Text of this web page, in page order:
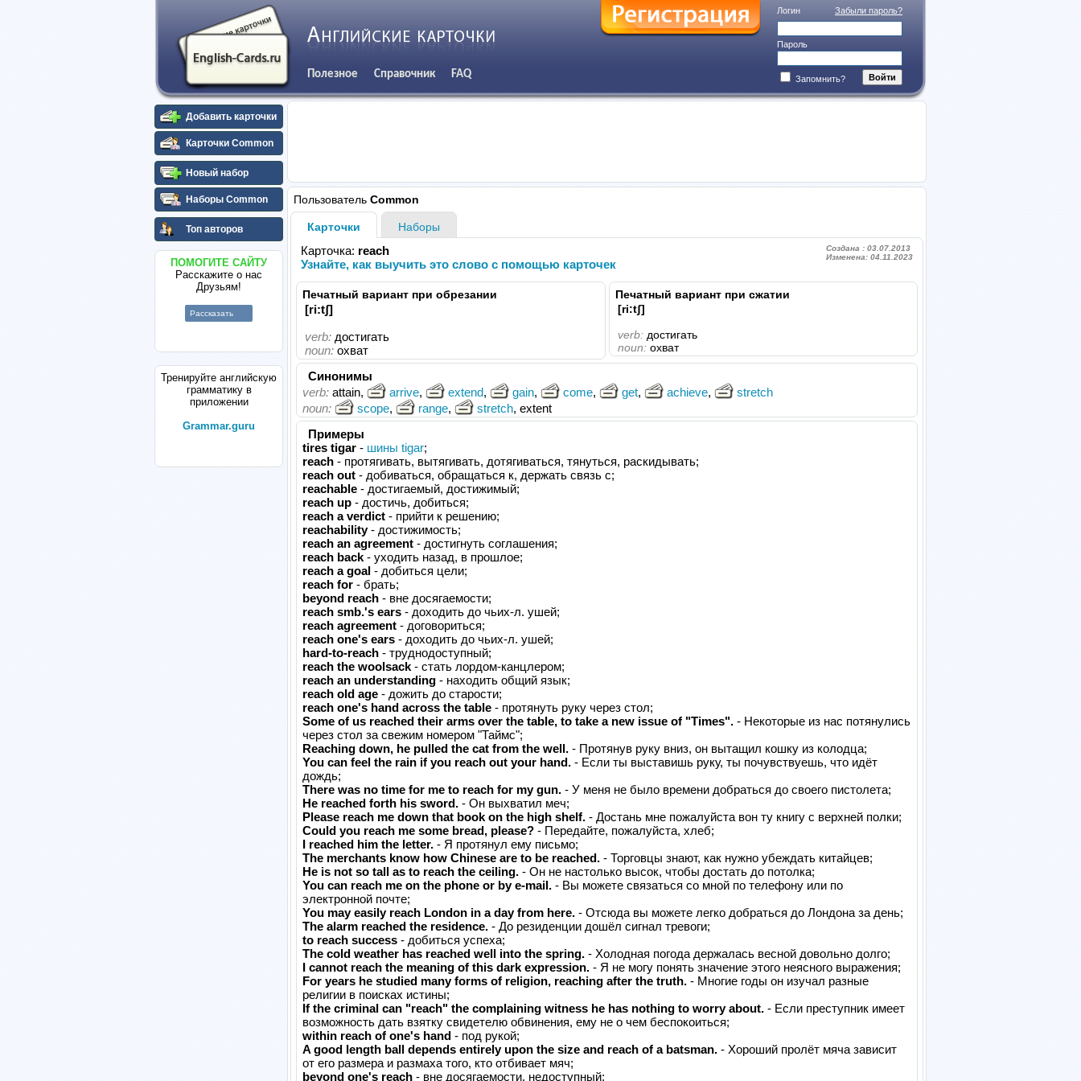
Забыли пароль?
Логин
Пароль
Запомнить?
Полезное Справочник FAQ
Добавить карточки
Карточки Common
Новый набор
Наборы Common
Топ авторов
ПОМОГИТЕ САЙТУ
Расскажите о нас
Друзьям!
Рассказать
Тренируйте английскую
грамматику в
приложении
Grammar.guru
Пользователь Common
Карточки Наборы
Карточка: reach
Создана : 03.07.2013
Изменена: 04.11.2023
Узнайте, как выучить это слово с помощью карточек
Печатный вариант при обрезании
[ri:tʃ]
verb: достигать
noun: охват
Печатный вариант при сжатии
[ri:tʃ]
verb: достигать
noun: охват
Синонимы
verb: attain, arrive, extend, gain, come, get, achieve,
stretch
noun:
scope, range, stretch, extent
Примеры
tires tigar - шины tigar;
reach - протягивать, вытягивать, дотягиваться, тянуться, раскидывать;
reach out - добиваться, обращаться к, держать связь с;
reachable - достигаемый, достижимый;
reach up - достичь, добиться;
reach a verdict - прийти к решению;
reachability- достижимость;
reach an agreement - достигнуть соглашения;
reach back - уходить назад, в прошлое;
reach a goal - добиться цели;
reach for - брать;
beyond reach - вне досягаемости;
reach smb.'s ears - доходить до чьих-л. ушей;
reach agreement - договориться;
reach one's ears - доходить до чьих-л. ушей;
hard-to-reach - труднодоступный;
reach the woolsack - стать лордом-канцлером;
reach an understanding - находить общий язык;
reach old age - дожить до старости;
reach one's hand across the table - протянуть руку через стол;
Some of us reached their arms over the table, to take a new issue of "Times". - Некоторые из нас потянулись
через стол за свежим номером "Таймс";
Reaching down, he pulled the cat from the well. - Протянув руку вниз, он вытащил кошку из колодца;
You can feel the rain if you reach out your hand. - Если ты выставишь руку, ты почувствуешь, что идёт
дождь;
There was no time for me to reach for my gun. - У меня не было времени добраться до своего пистолета;
He reached forth his sword. - Он выхватил меч;
Please reach me down that book on the high shelf. - Достань мне пожалуйста вон ту книгу с верхней полки;
Could you reach me some bread, please? - Передайте, пожалуйста, хлеб;
I reached him the letter. - Я протянул ему письмо;
The merchants know how Chinese are to be reached. - Торговцы знают, как нужно убеждать китайцев;
He is not so tall as to reach the ceiling. - Он не настолько высок, чтобы достать до потолка;
You can reach me on the phone or by e-mail. - Вы можете связаться со мной по телефону или по
электронной почте;
You may easily reach London in a day from here. - Отсюда вы можете легко добраться до Лондона за день;
The alarm reached the residence. - До резиденции дошёл сигнал тревоги;
to reach success - добиться успеха;
The cold weather has reached well into the spring. - Холодная погода держалась весной довольно долго;
I cannot reach the meaning of this dark expression. - Я не могу понять значение этого неясного выражения;
For years he studied many forms of religion, reaching after the truth. - Многие годы он изучал разные
религии в поисках истины;
If the criminal can "reach" the complaining witness he has nothing to worry about. - Если преступник имеет
возможность дать взятку свидетелю обвинения, ему не о чем беспокоиться;
within reach of one's hand - под рукой;
A good length ball depends entirely upon the size and reach of a batsman. - Хороший пролёт мяча зависит
от его размера и размаха того, кто отбивает мяч;
beyond one's reach - вне досягаемости, недоступный;